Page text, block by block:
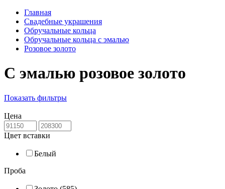
Главная
Свадебные украшения
Обручальные кольца
Обручальные кольца с эмалью
Розовое золото
С эмалью розовое золото
Показать фильтры
Цена
Цвет вставки
Белый
Проба